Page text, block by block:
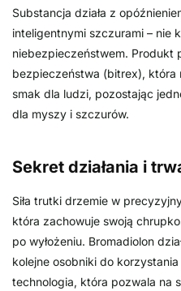
Substancja działa z
inteligentnymi szczurami – nie
niebezpieczeństwem. Produkt
bezpieczeństwa (bitrex), która
smak dla ludzi, pozostając
dla myszy i szczurów.
Sekret działania i
Siła trutki drzemie w
która zachowuje swoją
po wyłożeniu. Bromadiolon
kolejne osobniki do
technologia, która pozwala na